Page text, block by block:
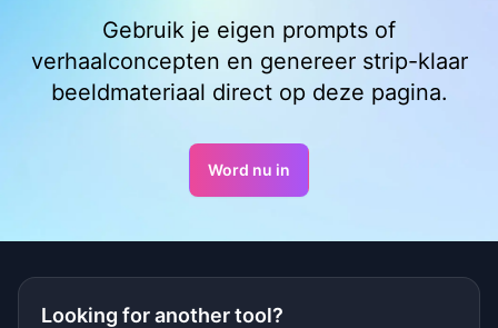
Gebruik je eigen prompts of
verhaalconcepten en genereer strip-klaar
beeldmateriaal direct op deze pagina.
Word nu in
Looking for another tool?